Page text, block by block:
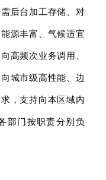
后台加工存储、对
源丰富、气候适宜
高频次业务调用、
城市级高性能、边
，支持向本区域内
部门按职责分别负